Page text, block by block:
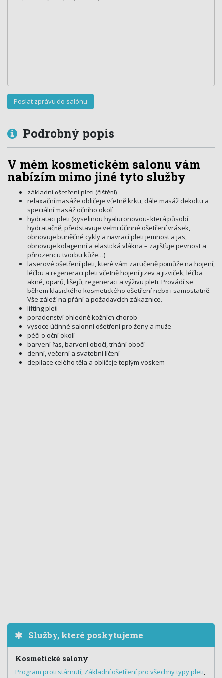
Podrobný popis
V mém kosmetickém salonu vám
nabízím mimo jiné tyto služby
základní ošetření pleti (čištění)
relaxační masáže obličeje včetně krku, dále masáž dekoltu a
speciální masáž očního okolí
hydrataci pleti (kyselinou hyaluronovou- která působí
hydratačně, představuje velmi účinné ošetření vrásek,
obnovuje buněčné cykly a navrací pleti jemnost a jas,
obnovuje kolagenní a elastická vlákna – zajišťuje pevnost a
přirozenou tvorbu kůže…)
laserové ošetření pleti, které vám zaručeně pomůže na hojení,
léčbu a regeneraci pleti včetně hojení jizev a jizviček, léčba
akné, oparů, lišejů, regeneraci a výživu pleti. Provádí se
během klasického kosmetického ošetření nebo i samostatně.
Vše záleží na přání a požadavcích zákaznice.
lifting pleti
poradenství ohledně kožních chorob
vysoce účinné salonní ošetření pro ženy a muže
péči o oční okolí
barvení řas, barvení obočí, trhání obočí
denní, večerní a svatební líčení
depilace celého těla a obličeje teplým voskem
Služby, které poskytujeme
Kosmetické salony
Program proti stárnutí, Základní ošetření pro všechny typy pleti,